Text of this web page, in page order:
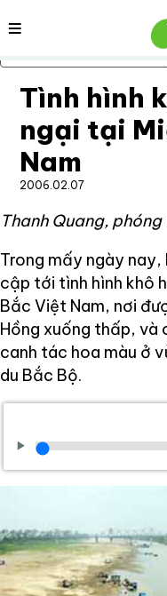
Bỏ qua nội dung chính
Nội dung
Tình hình
ngại tại
Nam
2006.02.07
Thanh Quang, phóng
Trong mấy ngày
cập tới tình hình khô
Bắc Việt Nam, nơi
Hồng xuống thấp, và
canh tác hoa màu ở
du Bắc Bộ.